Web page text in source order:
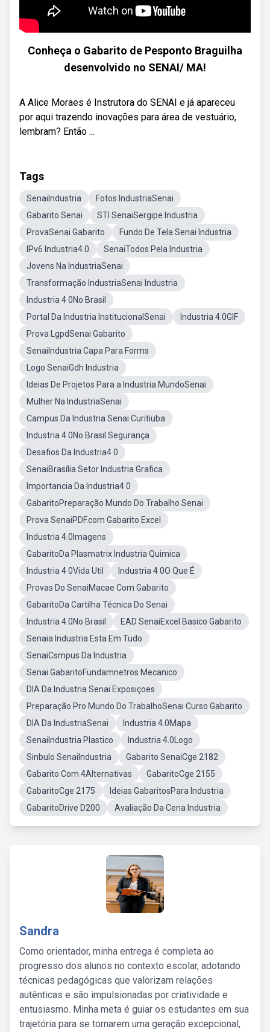
Conheça o Gabarito de Pesponto Braguilha
desenvolvido no SENAI/ MA!
A Alice Moraes é Instrutora do SENAI e já apareceu
por aqui trazendo inovações para área de vestuário,
lembram? Então ...
Tags
SenaiIndustria
Fotos IndustriaSenai
Gabarito Senai
STI SenaiSergipe Industria
ProvaSenai Gabarito
Fundo De Tela Senai Industria
IPv6 Industria4.0
SenaiTodos Pela Industria
Jovens Na IndustriaSenai
Transformação IndustriaSenai Industria
Industria 4 0No Brasil
Portal Da Industria InstitucionalSenai
Industria 4.0GIF
Prova LgpdSenai Gabarito
SenaiIndustria Capa Para Forms
Logo SenaiGdh Industria
Ideias De Projetos Para a Industria MundoSenai
Mulher Na IndustriaSenai
Campus Da Industria Senai Curitiuba
Industria 4 0No Brasil Segurança
Desafios Da Industria4 0
SenaiBrasília Setor Industria Grafica
Importancia Da Industria4 0
GabaritoPreparação Mundo Do Trabalho Senai
Prova SenaiPDF.com Gabarito Excel
Industria 4.0Imagens
GabaritoDa Plasmatrix Industria Quimica
Industria 4 0Vida Util
Industria 4 0O Que É
Provas Do SenaiMacae Com Gabarito
GabaritoDa Cartilha Técnica Do Senai
Industria 4.0No Brasil
EAD SenaiExcel Basico Gabarito
Senaia Industria Esta Em Tudo
SenaiCsmpus Da Industria
Senai GabaritoFundamnetros Mecanico
DIA Da Industria Senai Exposiçoes
Preparação Pro Mundo Do TrabalhoSenai Curso Gabarito
DIA Da IndustriaSenai
Industria 4.0Mapa
SenaiIndustria Plastico
Industria 4.0Logo
Sinbulo SenaiIndustria
Gabarito SenaiCge 2182
Gabarito Com 4Alternativas
GabaritoCge 2155
GabaritoCge 2175
Ideias GabaritosPara Industria
GabaritoDrive D200
Avaliação Da Cena Industria
Sandra
Como orientador, minha entrega é completa ao
progresso dos alunos no contexto escolar, adotando
técnicas pedagógicas que valorizam relações
autênticas e são impulsionadas por criatividade e
entusiasmo. Minha meta é guiar os estudantes em sua
trajetória para se tornarem uma geração excepcional,